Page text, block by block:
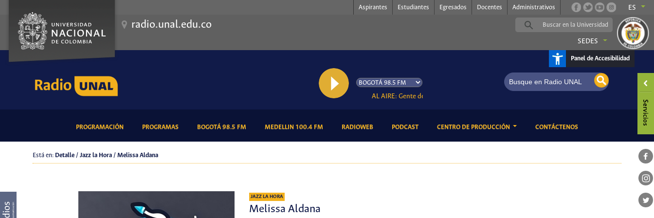
Aspirantes Estudiantes Egresados Docentes Administrativos ES
radio.unal.edu.co
SEDES
Panel de Accesibilidad
AL AIRE: Gente de colores
PROGRAMACIÓN(CURRENT)PROGRAMAS(CURRENT)BOGOTÁ 98.5 FM(CURRENT)MEDELLIN 100.4 FM(CURRENT)RADIOWEB(CURRENT)PODCAST(CURRENT)CENTRO DE PRODUCCIÓN CONTÁCTENOS(CURRENT)
Está en: Detalle / Jazz la Hora / Melissa Aldana
JAZZ LA HORA
Melissa Aldana